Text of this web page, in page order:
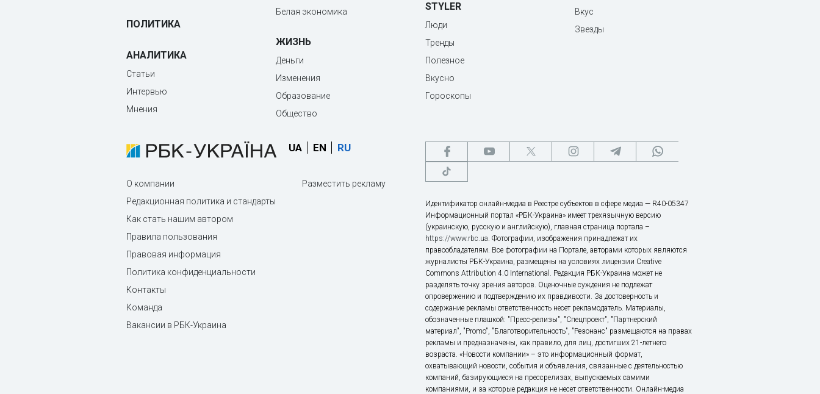
ПОЛИТИКА
АНАЛИТИКА
Статьи
Интервью
Мнения
Белая экономика
ЖИЗНЬ
Деньги
Изменения
Образование
Общество
STYLER
Люди
Тренды
Полезное
Вкусно
Гороскопы
Вкус
Звезды
UA EN RU
О компании
Редакционная политика и стандарты
Как стать нашим автором
Правила пользования
Правовая информация
Политика конфиденциальности
Контакты
Команда
Вакансии в РБК-Украина
Разместить рекламу
Идентификатор онлайн-медиа в Реестре субъектов в сфере медиа — R40-05347
Информационный портал «РБК-Украина» имеет трехязычную версию
(украинскую, русскую и английскую), главная страница портала –
https://www.rbc.ua. Фотографии, изображения принадлежат их
правообладателям. Все фотографии на Портале, авторами которых являются
журналисты РБК-Украина, размещены на условиях лицензии Creative
Commons Attribution 4.0 International. Редакция РБК-Украина может не
разделять точку зрения авторов. Оценочные суждения не подлежат
опровержению и подтверждению их правдивости. За достоверность и
содержание рекламы ответственность несет рекламодатель. Материалы,
обозначенные плашкой: "Пресс-релизы", "Спецпроект", "Партнерский
материал", "Promo", "Благотворительность", "Резонанс" размещаются на правах
рекламы и предназначены, как правило, для лиц, достигших 21-летнего
возраста. «Новости компании» – это информационный формат,
охватывающий новости, события и объявления, связанные с деятельностью
компаний, базирующиеся на прессрелизах, выпускаемых самими
компаниями, и за которые редакция не несет ответственности. Онлайн-медиа